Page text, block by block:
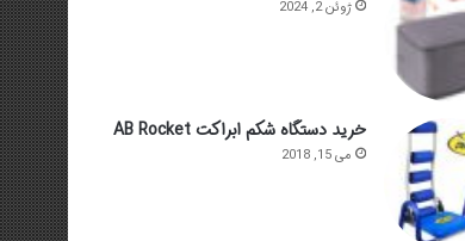
ژوئن 2, 2024
خرید دستگاه شکم ابراکت AB Rocket
می 15, 2018